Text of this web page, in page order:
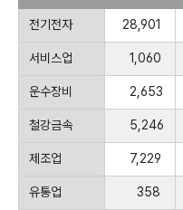
전기전자 28,901
서비스업 1,060
운수장비 2,653
철강금속 5,246
제조업 7,229
유통업 358